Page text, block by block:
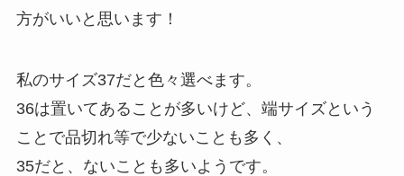
方がいいと思います！
私のサイズ37だと色々選べます。
36は置いてあることが多いけど、端サイズという
ことで品切れ等で少ないことも多く、
35だと、ないことも多いようです。